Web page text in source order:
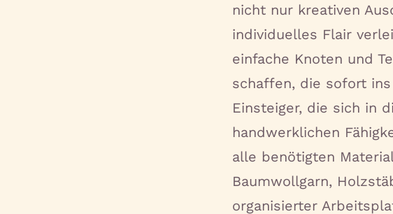
nicht nur kreativen
individuelles Flair
einfache Knoten und
schaffen, die sofort
Einsteiger, die sich in
handwerklichen
alle benötigten
Baumwollgarn,
organisierter